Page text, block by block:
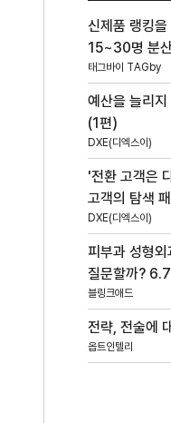
신제품 랭킹
15~30명 분
태그바이 TAGby
예산을 늘리
(1편)
DXE(디엑스이)
'전환 고객은
고객의 탐색
DXE(디엑스이)
피부과 성형외
질문할까?
블링크애드
전략, 전술에
옵트인텔리